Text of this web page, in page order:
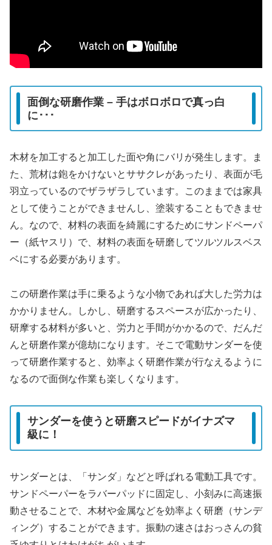
面倒な研磨作業 – 手はボロボロで真っ白
に･･･
木材を加工すると加工した面や角にバリが発生します。ま
た、荒材は鉋をかけないとササクレがあったり、表面が毛
羽立っているのでザラザラしています。このままでは家具
として使うことができませんし、塗装することもできませ
ん。なので、材料の表面を綺麗にするためにサンドペーパ
ー（紙ヤスリ）で、材料の表面を研磨してツルツルスベス
ベにする必要があります。
この研磨作業は手に乗るような小物であれば大した労力は
かかりません。しかし、研磨するスペースが広かったり、
研摩する材料が多いと、労力と手間がかかるので、だんだ
んと研磨作業が億劫になります。そこで電動サンダーを使
って研磨作業すると、効率よく研磨作業が行なえるように
なるので面倒な作業も楽しくなります。
サンダーを使うと研磨スピードがイナズマ
級に！
サンダーとは、「サンダ」などと呼ばれる電動工具です。
サンドペーパーをラバーパッドに固定し、小刻みに高速振
動させることで、木材や金属などを効率よく研磨（サンデ
ィング）することができます。振動の速さはおっさんの貧